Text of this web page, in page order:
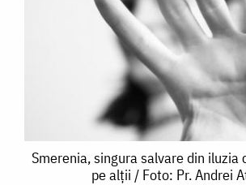
Smerenia,
Smerenia, singura salvare din iluzia
pe alții / Foto: Pr. Andrei